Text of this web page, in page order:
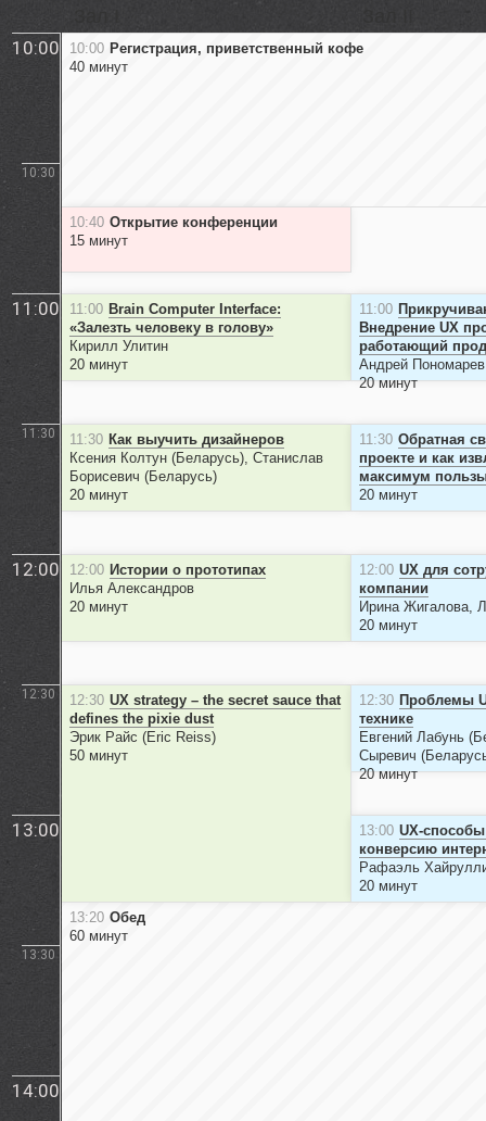
Доклады
Контакты
10:00
10:30
11:00
11:30
12:00
12:30
13:00
13:30
14:00
10:00 Регистрация, приветственный кофе
40 минут
10:40 Открытие конференции
15 минут
11:00 Brain Computer Interface:
«Залезть человеку в голову»
Кирилл Улитин
20 минут
11:30 Как выучить дизайнеров
Ксения Колтун (Беларусь), Станислав
Борисевич (Беларусь)
20 минут
12:00 Истории о прототипах
Илья Александров
20 минут
12:30 UX strategy – the secret sauce that
defines the pixie dust
Эрик Райс (Eric Reiss)
50 минут
13:20 Обед
60 минут
11:00
Внедрение UX
работающий
Андрей Пономарев
20 минут
11:30 Обратная
проекте и как
максимум
20 минут
12:00 UX для
компании
Ирина Жигалова,
20 минут
12:30 Проблемы
технике
Евгений Лабунь
Сыревич
20 минут
13:00 UX-
конверсию
Рафаэль
20 минут